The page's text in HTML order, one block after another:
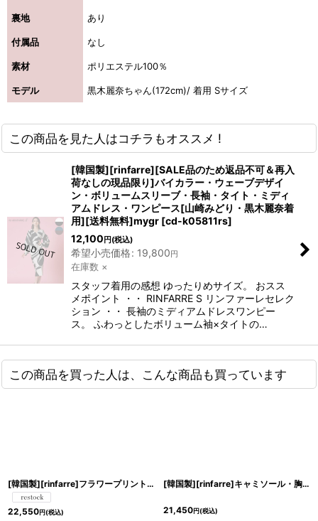
裏地 あり
付属品 なし
素材 ポリエステル100％
モデル 黒木麗奈ちゃん(172cm)/ 着用 Sサイズ
この商品を見た人はコチラもオススメ !
[韓国製][rinfarre][SALE品のため返品不可＆再入
荷なしの現品限り]バイカラー・ウェーブデザイ
ン・ボリュームスリーブ・長袖・タイト・ミディ
アムドレス・ワンピース[山崎みどり・黒木麗奈着
用][送料無料]mygr [cd-k05811rs]
12,100 円 (税込)
希望小売価格: 19,800円
在庫数 ×
スタッフ着用の感想 ゆったりめサイズ。 おスス
メポイント ・・ RINFARRE S リンファーレセレク
ション ・・ 長袖のミディアムドレスワンピー
ス。 ふわっとしたボリューム袖×タイトの…
この商品を買った人は、こんな商品も買っています
[韓国製][rinfarre]フラワープリント・マーメイドライン・ノースリーブ・花柄・ホワイト・フレアヘム・ミディアムドレス・ワンピース[黒木麗奈着用][送料無料]
22,550円(税込)
[韓国製][rinfarre]キャミソール・胸元リボン・ブラック×ホワイト・モノトーン・ノースリーブ・タイト・ミディアムドレス・ワンピース[黒木麗奈着用][送料無料]
21,450円(税込)